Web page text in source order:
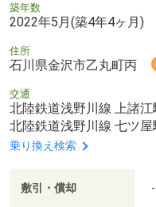
築年数
2022年5月(築4年4ヶ月)
住所
石川県金沢市乙丸町丙
交通
北陸鉄道浅野川線 上諸
北陸鉄道浅野川線 七ツ
乗り換え検索
敷引・償却 -